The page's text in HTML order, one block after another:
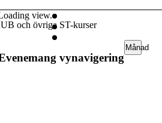
view.
och övriga ST-kurser
vynavigering
Månad